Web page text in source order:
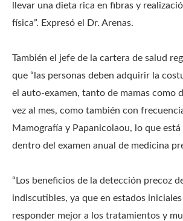
llevar una dieta rica en fibras y
física”. Expresó el Dr. Arenas.
También el jefe de la cartera de salud
que “las personas deben adquirir la
el auto-examen, tanto de mamas como
vez al mes, como también con
Mamografía y Papanicolaou, lo que
dentro del examen anual de medicina
“Los beneficios de la detección precoz
indiscutibles, ya que en estados
responder mejor a los tratamientos y